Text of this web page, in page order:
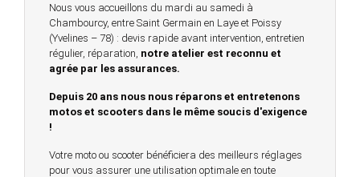
Nous vous accueillons du mardi au samedi à
Chambourcy, entre Saint Germain en Laye et Poissy
(Yvelines – 78) : devis rapide avant intervention, entretien
régulier, réparation, notre atelier est reconnu et
agrée par les assurances.
Depuis 20 ans nous nous réparons et entretenons
motos et scooters dans le même soucis d'exigence
!
Votre moto ou scooter bénéficiera des meilleurs réglages
pour vous assurer une utilisation optimale en toute